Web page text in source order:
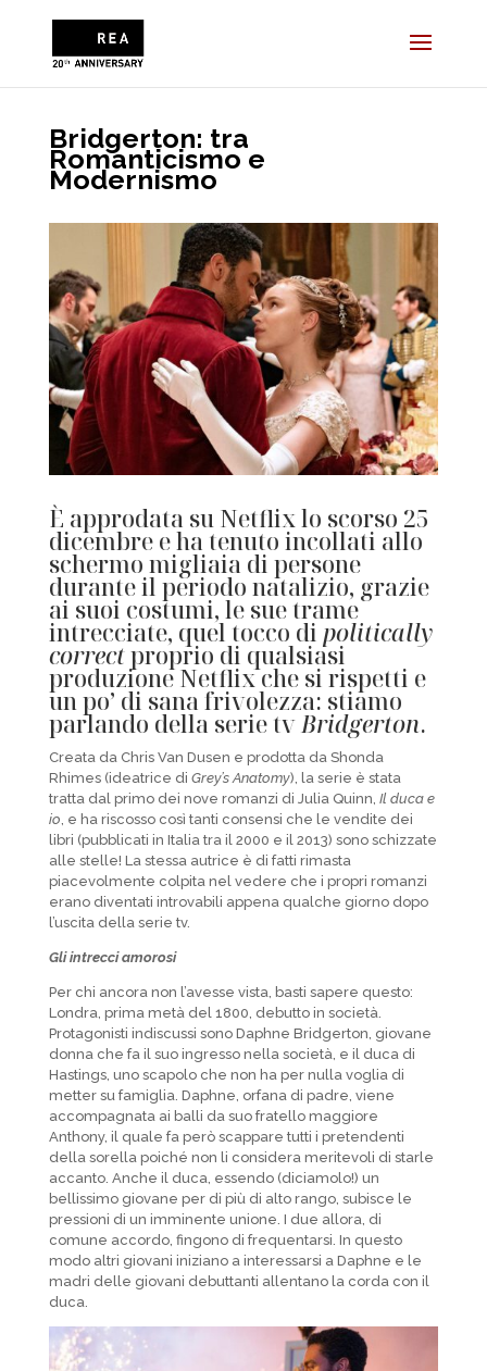
Bridgerton: tra
Romanticismo e
Modernismo
È approdata su Netflix lo scorso 25
dicembre e ha tenuto incollati allo
schermo migliaia di persone
durante il periodo natalizio, grazie
ai suoi costumi, le sue trame
intrecciate, quel tocco di politically
correctproprio di qualsiasi
produzione Netflix che si rispetti e
un po’ di sana frivolezza: stiamo
parlando della serie tvBridgerton.
Creata da Chris Van Dusen e prodotta da Shonda
Rhimes (ideatrice di Grey’s Anatomy), la serie è stata
tratta dal primo dei nove romanzi di Julia Quinn, Il duca e
io, e ha riscosso così tanti consensi che le vendite dei
libri (pubblicati in Italia tra il 2000 e il 2013) sono schizzate
alle stelle! La stessa autrice è di fatti rimasta
piacevolmente colpita nel vedere che i propri romanzi
erano diventati introvabili appena qualche giorno dopo
l’uscita della serie tv.
Gli intrecci amorosi
Per chi ancora non l’avesse vista, basti sapere questo:
Londra, prima metà del 1800, debutto in società.
Protagonisti indiscussi sono Daphne Bridgerton, giovane
donna che fa il suo ingresso nella società, e il duca di
Hastings, uno scapolo che non ha per nulla voglia di
metter su famiglia. Daphne, orfana di padre, viene
accompagnata ai balli da suo fratello maggiore
Anthony, il quale fa però scappare tutti i pretendenti
della sorella poiché non li considera meritevoli di starle
accanto. Anche il duca, essendo (diciamolo!) un
bellissimo giovane per di più di alto rango, subisce le
pressioni di un imminente unione. I due allora, di
comune accordo, fingono di frequentarsi. In questo
modo altri giovani iniziano a interessarsi a Daphne e le
madri delle giovani debuttanti allentano la corda con il
duca.